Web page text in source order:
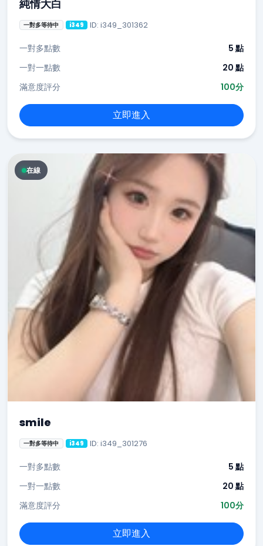
純情大白
一對多等待中 i349 ID: i349_301362
一對多點數
5 點
一對一點數
20 點
滿意度評分
100分
立即進入
在線
smile
一對多等待中 i349 ID: i349_301276
一對多點數
5 點
一對一點數
20 點
滿意度評分
100分
立即進入